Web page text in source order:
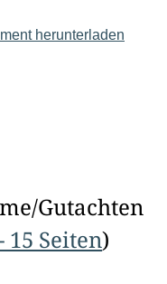
herunterladen
Gutachten
15 Seiten)